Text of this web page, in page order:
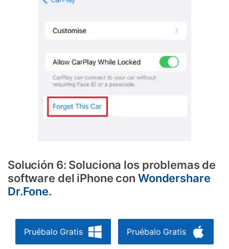
Solución 6: Soluciona los problemas de
software del iPhone con Wondershare
Dr.Fone.
Pruébalo Gratis Pruébalo Gratis